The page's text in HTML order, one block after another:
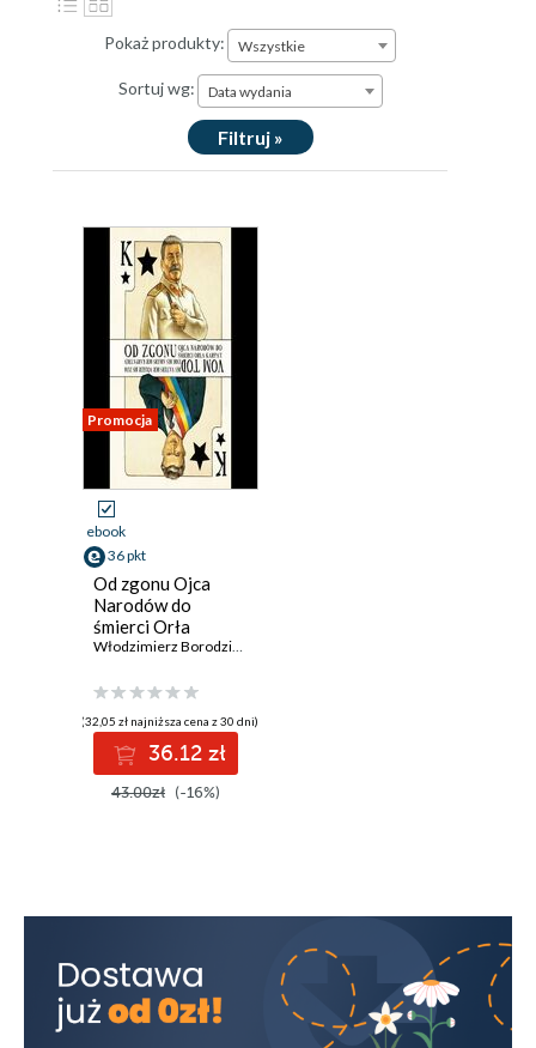
Pokaż produkty: Wszystkie
Sortuj wg: Data wydania
Filtruj »
Promocja
ebook
36 pkt
Od zgonu Ojca
Narodów do
śmierci Orła
Karpat
Włodzimierz Borodziej
(32,05 zł najniższa cena z 30 dni)
36.12 zł
43.00zł (-16%)